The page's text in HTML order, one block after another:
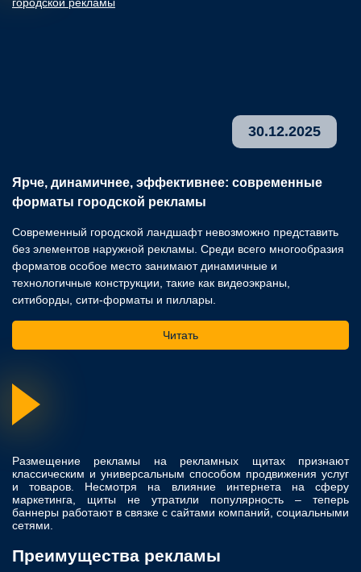
30.12.2025
Ярче, динамичнее, эффективнее: современные
форматы городской рекламы
Современный городской ландшафт невозможно представить
без элементов наружной рекламы. Среди всего многообразия
форматов особое место занимают динамичные и
технологичные конструкции, такие как видеоэкраны,
ситиборды, сити-форматы и пиллары.
Читать
Размещение рекламы на рекламных щитах признают
классическим и универсальным способом продвижения услуг
и товаров. Несмотря на влияние интернета на сферу
маркетинга, щиты не утратили популярность – теперь
баннеры работают в связке с сайтами компаний, социальными
сетями.
Преимущества рекламы